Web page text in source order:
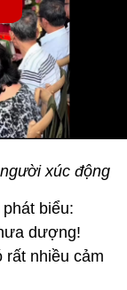
xúc động
biểu:
dượng!
rất nhiều cảm